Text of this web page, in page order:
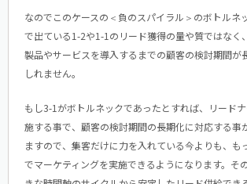
なのでこのケースの＜負のスパイラル＞のボトルネ
で出ている1-2や1-1のリード獲得の量や質ではなく
製品やサービスを導入するまでの顧客の検討期間が
しれません。
もし3-1がボトルネックであったとすれば、リード
施する事で、顧客の検討期間の長期化に対応する事
ますので、集客だけに力を入れている今よりも、も
でマーケティングを実施できるようになります。そ